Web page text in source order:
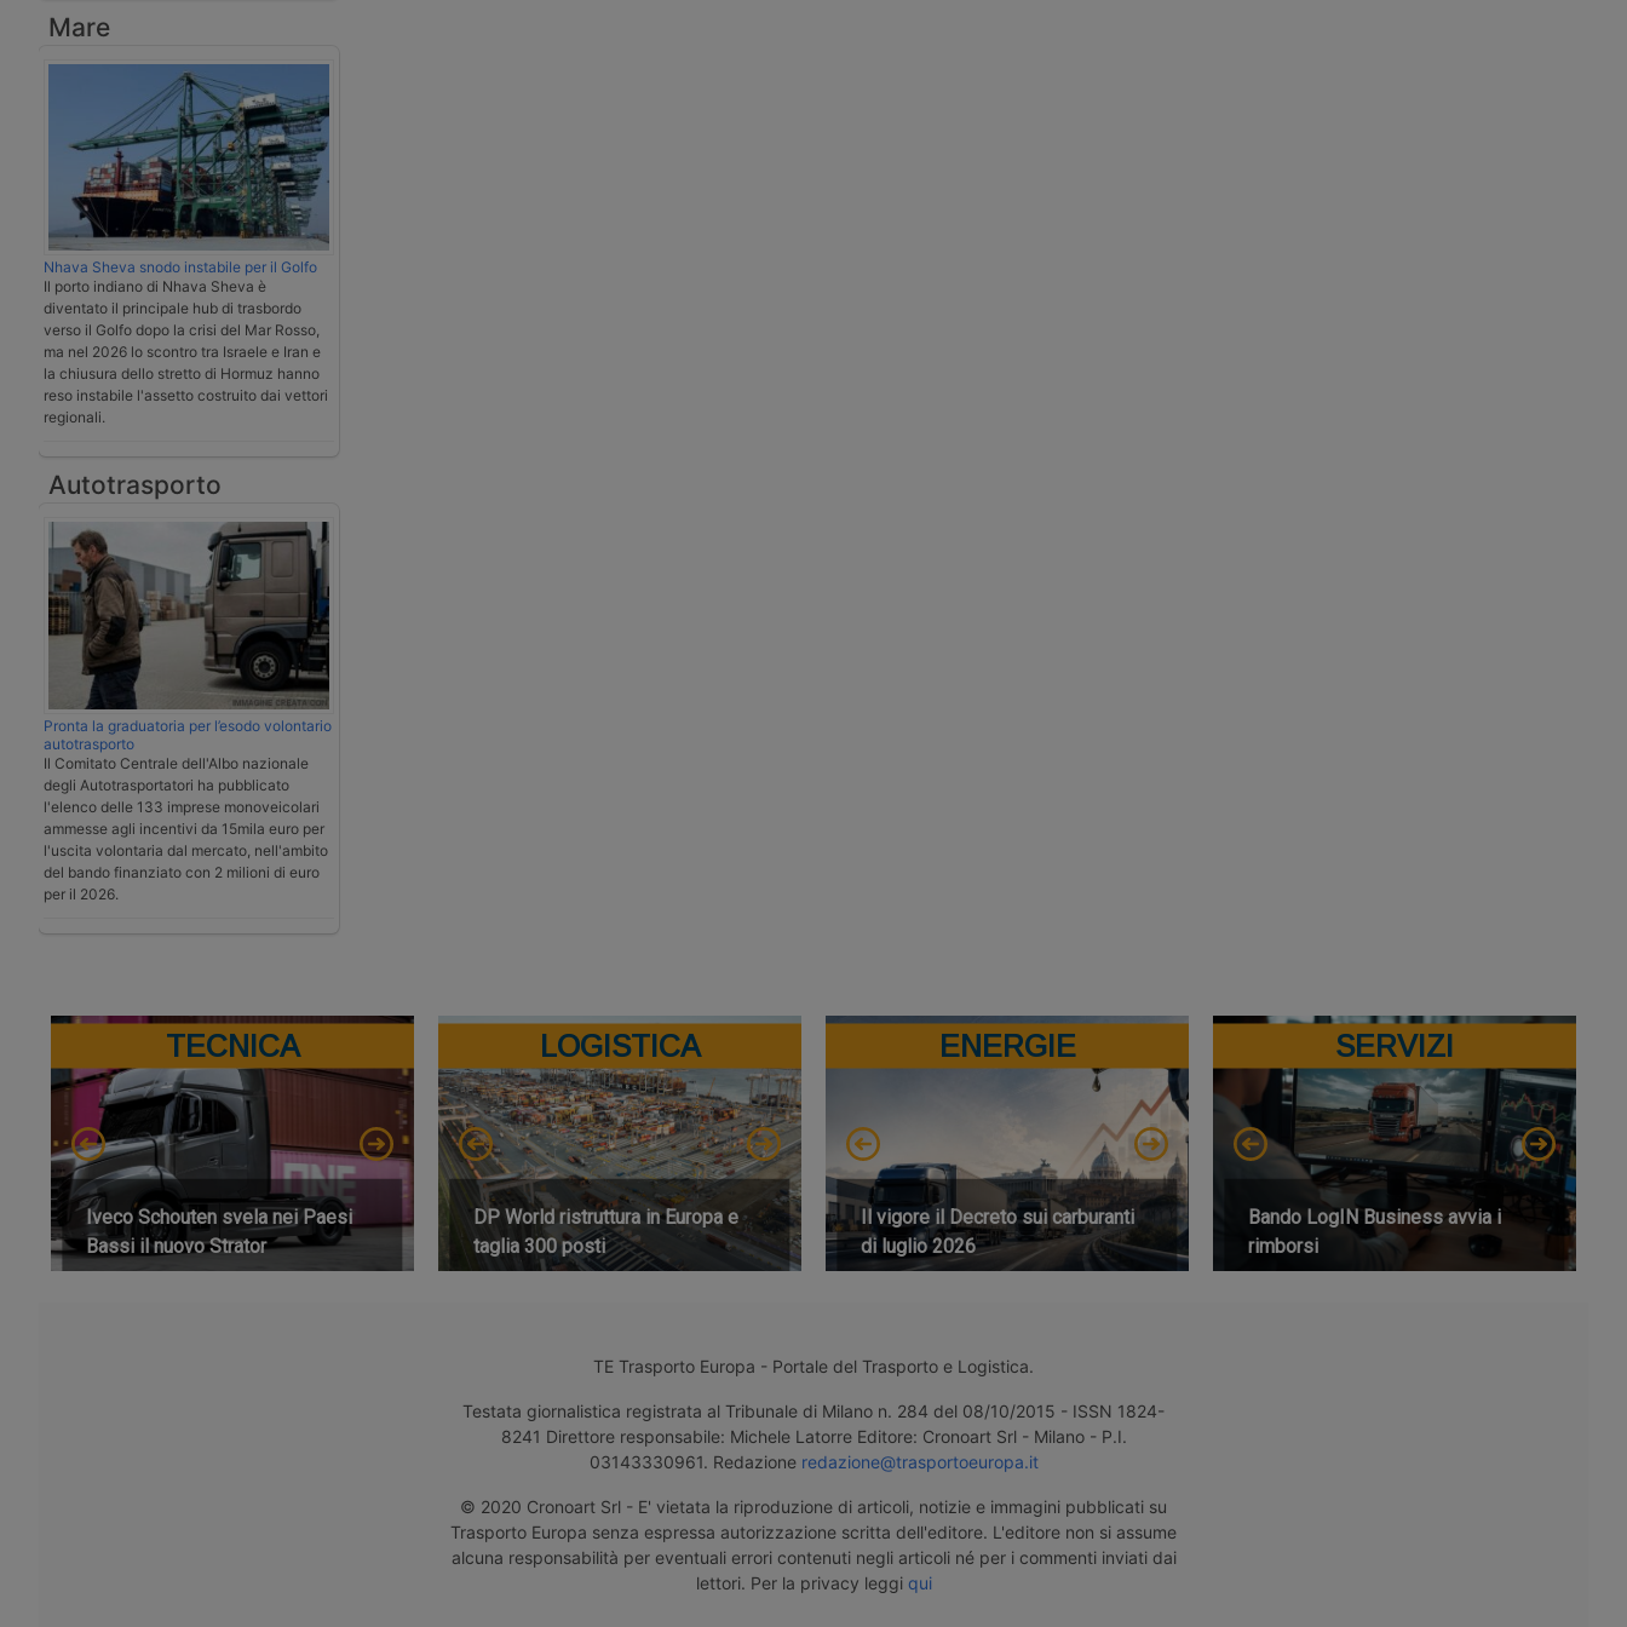
Mare
Nhava Sheva snodo instabile per il Golfo
Il porto indiano di Nhava Sheva è
diventato il principale hub di trasbordo
verso il Golfo dopo la crisi del Mar Rosso,
ma nel 2026 lo scontro tra Israele e Iran e
la chiusura dello stretto di Hormuz hanno
reso instabile l'assetto costruito dai vettori
regionali.
Autotrasporto
Pronta la graduatoria per l’esodo volontario
autotrasporto
Il Comitato Centrale dell'Albo nazionale
degli Autotrasportatori ha pubblicato
l'elenco delle 133 imprese monoveicolari
ammesse agli incentivi da 15mila euro per
l'uscita volontaria dal mercato, nell'ambito
del bando finanziato con 2 milioni di euro
per il 2026.
TECNICA
Iveco Schouten svela nei Paesi
Bassi il nuovo Strator
LOGISTICA
DP World ristruttura in Europa e
taglia 300 posti
ENERGIE
Il vigore il Decreto sui carburanti
di luglio 2026
SERVIZI
Bando LogIN Business avvia i
rimborsi
TE Trasporto Europa - Portale del Trasporto e Logistica.
Testata giornalistica registrata al Tribunale di Milano n. 284 del 08/10/2015 - ISSN 1824-
8241 Direttore responsabile: Michele Latorre Editore: Cronoart Srl - Milano - P.I.
03143330961. Redazione redazione@trasportoeuropa.it
© 2020 Cronoart Srl - E' vietata la riproduzione di articoli, notizie e immagini pubblicati su
Trasporto Europa senza espressa autorizzazione scritta dell'editore. L'editore non si assume
alcuna responsabilità per eventuali errori contenuti negli articoli né per i commenti inviati dai
lettori. Per la privacy leggi qui